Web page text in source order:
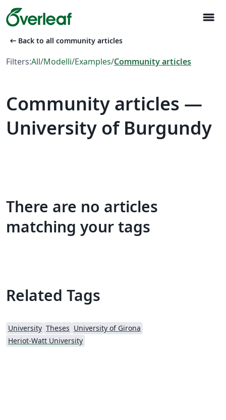
menu
arrow_left_alt Back to all community articles
Filters:All/Modelli/Examples/Community articles
Community articles —
University of Burgundy
There are no articles
matching your tags
Related Tags
University Theses University of Girona
Heriot-Watt University